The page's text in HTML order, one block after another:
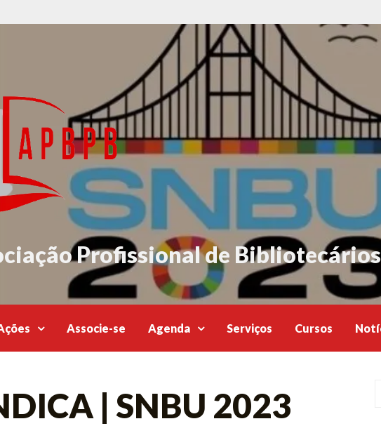
Profissional de
Associe-se Agenda Serviços Cursos
| SNBU 2023